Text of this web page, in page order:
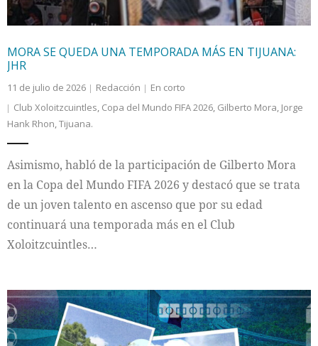
MORA SE QUEDA UNA TEMPORADA MÁS EN TIJUANA:
JHR
11 de julio de 2026 Redacción
En corto
Club Xoloitzcuintles, Copa del Mundo FIFA 2026, Gilberto Mora, Jorge
Hank Rhon,Tijuana.
Asimismo, habló de la participación de Gilberto Mora
en la Copa del Mundo FIFA 2026 y destacó que se trata
de un joven talento en ascenso que por su edad
continuará una temporada más en el Club
Xoloitzcuintles…